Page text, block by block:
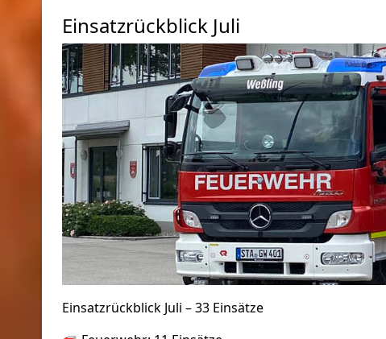
Einsatzrückblick Juli
Einsatzrückblick Juli – 33 Einsätze